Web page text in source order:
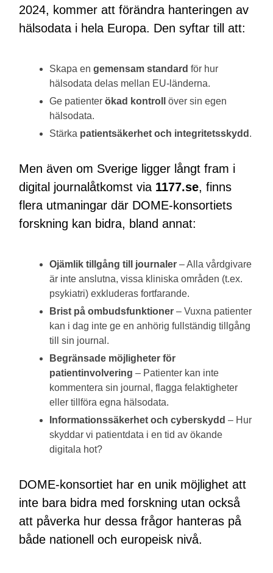
2024, kommer att förändra hanteringen av
hälsodata i hela Europa. Den syftar till att:
Skapa engemensam standard för hur
hälsodata delas mellan EU-länderna.
Ge patienterökad kontroll
över sin egen
hälsodata.
Stärka patientsäkerhet och integritetsskydd .
Men även om Sverige ligger långt fram i
digital journalåtkomst via 1177.se, finns
flera utmaningar där DOME-konsortiets
forskning kan bidra, bland annat:
Ojämlik tillgång till journaler – Alla vårdgivare
är inte anslutna, vissa kliniska områden (t.ex.
psykiatri) exkluderas fortfarande.
Brist på ombudsfunktioner – Vuxna patienter
kan i dag inte ge en anhörig fullständig tillgång
till sin journal.
Begränsade möjligheter för
patientinvolvering – Patienter kan inte
kommentera sin journal, flagga felaktigheter
eller tillföra egna hälsodata.
Informationssäkerhet och cyberskydd – Hur
skyddar vi patientdata i en tid av ökande
digitala hot?
DOME-konsortiet har en unik möjlighet att
inte bara bidra med forskning utan också
att påverka hur dessa frågor hanteras på
både nationell och europeisk nivå.